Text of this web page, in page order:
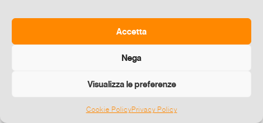
Accetta
Nega
Visualizza le preferenze
Cookie PolicyPrivacy Policy
©2026 E-zine